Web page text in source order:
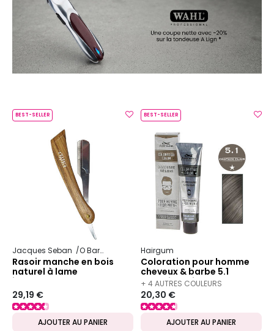
BEST-SELLER
Jacques Seban O Barber
Rasoir manche en bois
naturel à lame
interchangeable O'Barber
29,19 €
AJOUTER AU PANIER
BEST-SELLER
Hairgum
Coloration pour homme
cheveux & barbe 5.1
châtain clair
+ 4 AUTRES COULEURS
DISPONIBLES
20,30 €
AJOUTER AU PANIER